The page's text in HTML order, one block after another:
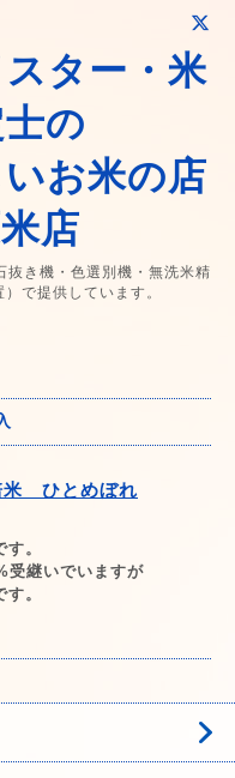
ター・米
の
お米の店
店
抜き機・色選別機・無洗米精
で提供しています。
米 ひとめぼれ
。
受継いでいますが
。